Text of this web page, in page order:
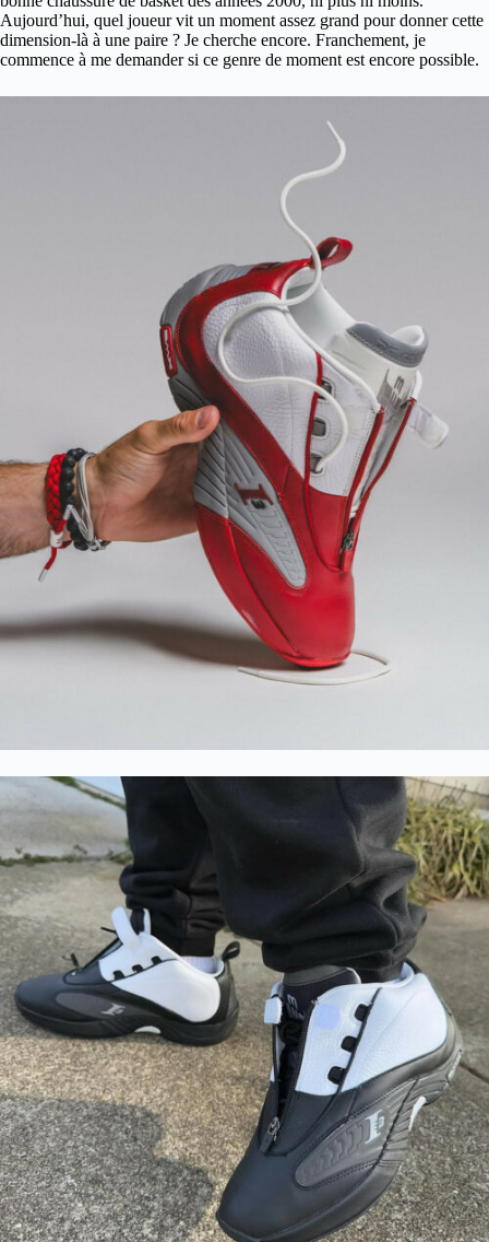
Aujourd’hui, quel joueur vit un moment assez grand pour donner cette
dimension-là à une paire ? Je cherche encore. Franchement, je
commence à me demander si ce genre de moment est encore possible.